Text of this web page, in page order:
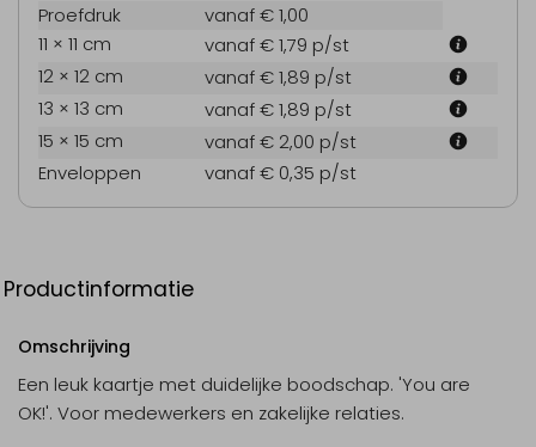
Proefdruk
vanaf € 1,00
11 × 11 cm
vanaf € 1,79 p/st
12 × 12 cm
vanaf € 1,89 p/st
13 × 13 cm
vanaf € 1,89 p/st
15 × 15 cm
vanaf € 2,00 p/st
Enveloppen
vanaf € 0,35 p/st
Productinformatie
Omschrijving
Een leuk kaartje met duidelijke boodschap. 'You are
OK!'. Voor medewerkers en zakelijke relaties.